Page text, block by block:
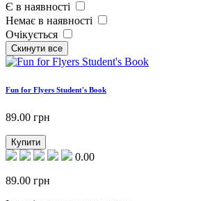
Є в наявності
Немає в наявності
Очікується
Fun for Flyers Student's Book
89.00 грн
Купити
0.00
89.00 грн